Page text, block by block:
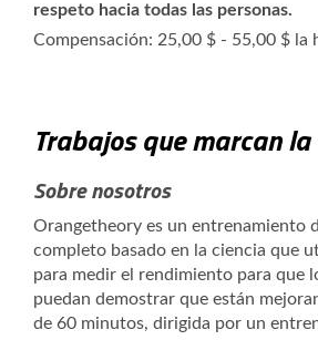
respeto hacia todas las personas.
Compensación: 25,00 $ - 55,00 $ la
Trabajos que marcan
Sobre nosotros
Orangetheory es un entrenamiento
completo basado en la ciencia que
para medir el rendimiento para que
puedan demostrar que están
de 60 minutos, dirigida por un